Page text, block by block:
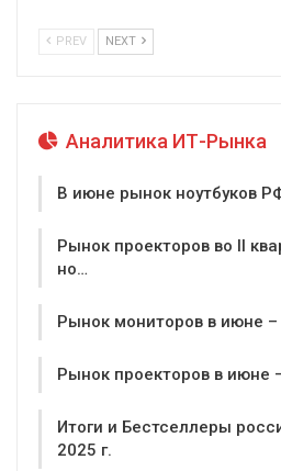
PREV NEXT
Аналитика ИТ-Рынка
В июне рынок ноутбуков
Рынок проекторов во II
но…
Рынок мониторов в июне
Рынок проекторов в июне
Итоги и Бестселлеры
2025 г.